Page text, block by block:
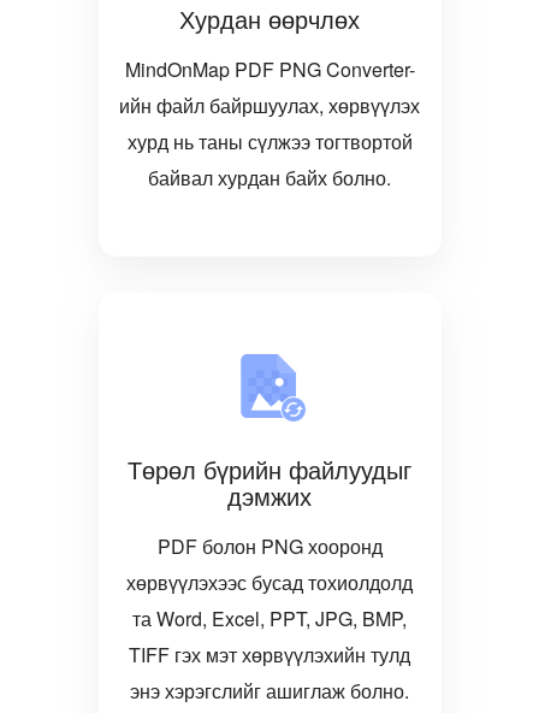
Хурдан өөрчлөх
MindOnMap PDF PNG Converter-
ийн файл байршуулах, хөрвүүлэх
хурд нь таны сүлжээ тогтвортой
байвал хурдан байх болно.
Төрөл бүрийн файлуудыг
дэмжих
PDF болон PNG хооронд
хөрвүүлэхээс бусад тохиолдолд
та Word, Excel, PPT, JPG, BMP,
TIFF гэх мэт хөрвүүлэхийн тулд
энэ хэрэгслийг ашиглаж болно.